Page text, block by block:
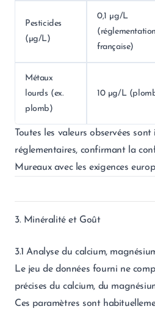
Pesticides
(µg/L)
0,1 µg/L
(réglementation
française)
Métaux
lourds (ex.
plomb)
10 µg/L
Toutes les valeurs observées sont
réglementaires, confirmant la
Mureaux avec les exigences
3. Minéralité et Goût
3.1 Analyse du calcium,
Le jeu de données fourni ne
précises du calcium, du
Ces paramètres sont